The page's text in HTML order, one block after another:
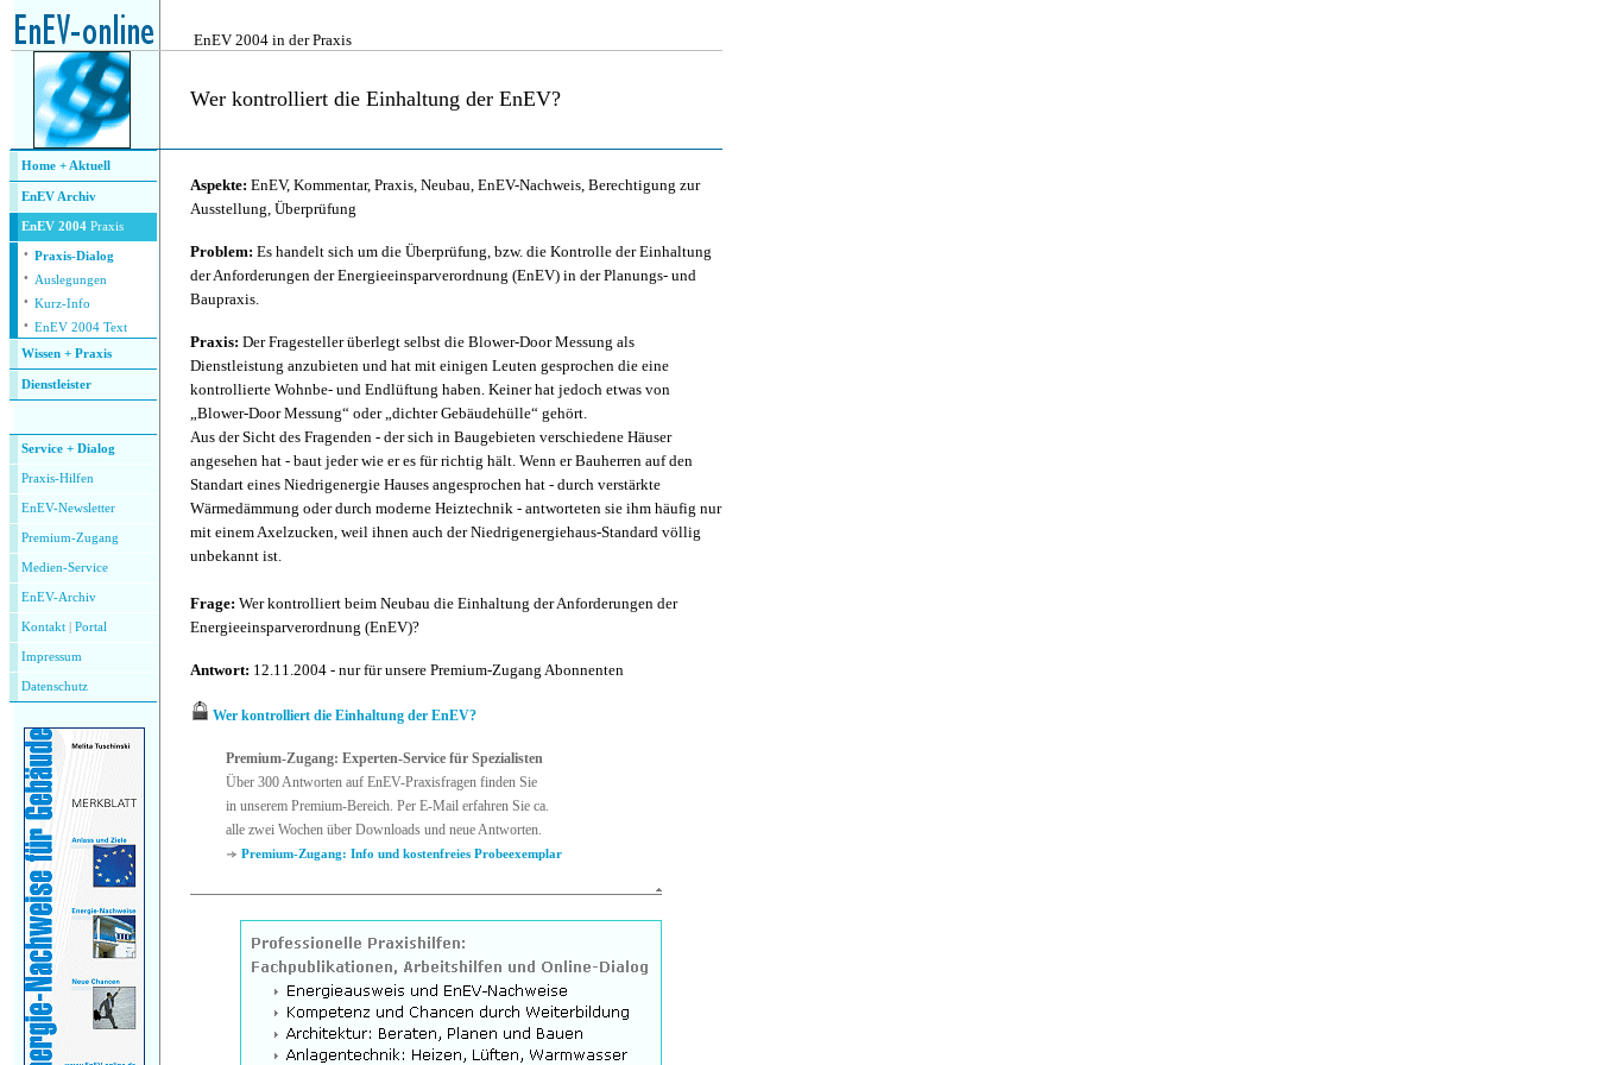
EnEV 2004 in der Praxis
Wer kontrolliert die Einhaltung der EnEV?
Home + Aktuell
EnEV Archiv
EnEV 2004 Praxis
· Praxis-Dialog
· Auslegungen
· Kurz-Info
· EnEV 2004 Text
Wissen + Praxis
Dienstleister
Service + Dialog
Praxis-Hilfen
EnEV-Newsletter
Premium-Zugang
Medien-Service
EnEV-Archiv
Kontakt Portal
Impressum
Datenschutz
Aspekte: EnEV, Kommentar, Praxis, Neubau, EnEV-Nachweis, Berechtigung zur
Ausstellung, Überprüfung
Problem: Es handelt sich um die Überprüfung, bzw. die Kontrolle der Einhaltung
der Anforderungen der Energieeinsparverordnung (EnEV) in der Planungs- und
Baupraxis.
Praxis: Der Fragesteller überlegt selbst die Blower-Door Messung als
Dienstleistung anzubieten und hat mit einigen Leuten gesprochen die eine
kontrollierte Wohnbe- und Endlüftung haben. Keiner hat jedoch etwas von
„Blower-Door Messung“ oder „dichter Gebäudehülle“ gehört.
Aus der Sicht des Fragenden - der sich in Baugebieten verschiedene Häuser
angesehen hat - baut jeder wie er es für richtig hält. Wenn er Bauherren auf den
Standart eines Niedrigenergie Hauses angesprochen hat - durch verstärkte
Wärmedämmung oder durch moderne Heiztechnik - antworteten sie ihm häufig nur
mit einem Axelzucken, weil ihnen auch der Niedrigenergiehaus-Standard völlig
unbekannt ist.
Frage: Wer kontrolliert beim Neubau die Einhaltung der Anforderungen der
Energieeinsparverordnung (EnEV)?
Antwort: 12.11.2004 - nur für unsere Premium-Zugang Abonnenten
Wer kontrolliert die Einhaltung der EnEV?
Premium-Zugang: Experten-Service für Spezialisten
Über 300 Antworten auf EnEV-Praxisfragen finden Sie
in unserem Premium-Bereich. Per E-Mail erfahren Sie ca.
alle zwei Wochen über Downloads und neue Antworten.
Premium-Zugang: Info und kostenfreies Probeexemplar